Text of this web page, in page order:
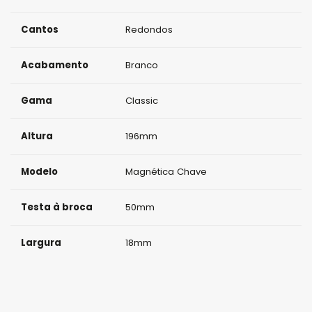
Cantos Redondos
Acabamento Branco
Gama Classic
Altura 196mm
Modelo Magnética Chave
Testa à broca 50mm
Largura 18mm